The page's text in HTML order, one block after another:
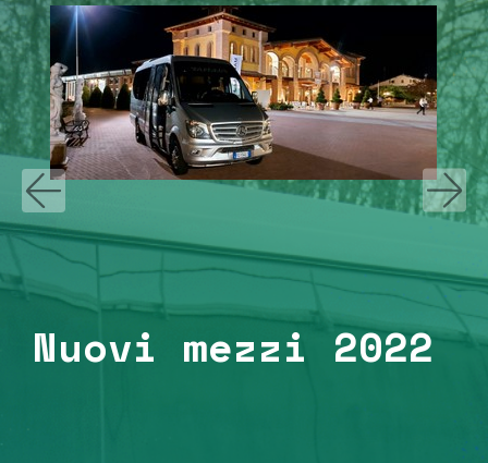
Nuovi mezzi 2022